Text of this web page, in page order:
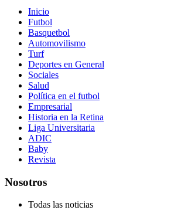
Inicio
Futbol
Basquetbol
Automovilismo
Turf
Deportes en General
Sociales
Salud
Política en el futbol
Empresarial
Historia en la Retina
Liga Universitaria
ADIC
Baby
Revista
Nosotros
Todas las noticias